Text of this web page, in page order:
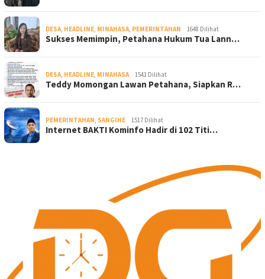
DESA, HEADLINE, MINAHASA, PEMERINTAHAN 1648 Dilihat
Sukses Memimpin, Petahana Hukum Tua Lann…
DESA, HEADLINE, MINAHASA 1541 Dilihat
Teddy Momongan Lawan Petahana, Siapkan R…
PEMERINTAHAN, SANGIHE 1517 Dilihat
Internet BAKTI Kominfo Hadir di 102 Titi…